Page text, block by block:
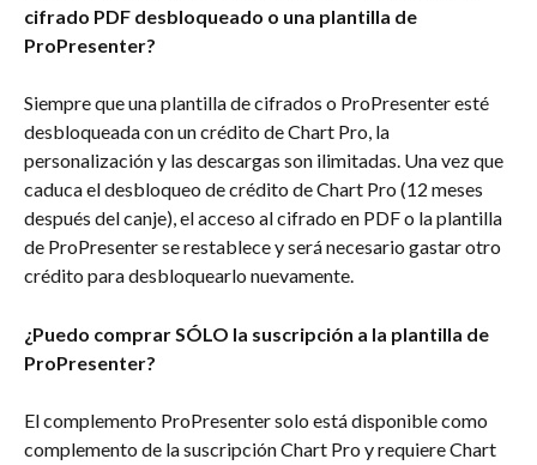
cifrado PDF desbloqueado o una plantilla de
ProPresenter?
Siempre que una plantilla de cifrados o ProPresenter esté
desbloqueada con un crédito de Chart Pro, la
personalización y las descargas son ilimitadas. Una vez que
caduca el desbloqueo de crédito de Chart Pro (12 meses
después del canje), el acceso al cifrado en PDF o la plantilla
de ProPresenter se restablece y será necesario gastar otro
crédito para desbloquearlo nuevamente.
¿Puedo comprar SÓLO la suscripción a la plantilla de
ProPresenter?
El complemento ProPresenter solo está disponible como
complemento de la suscripción Chart Pro y requiere Chart